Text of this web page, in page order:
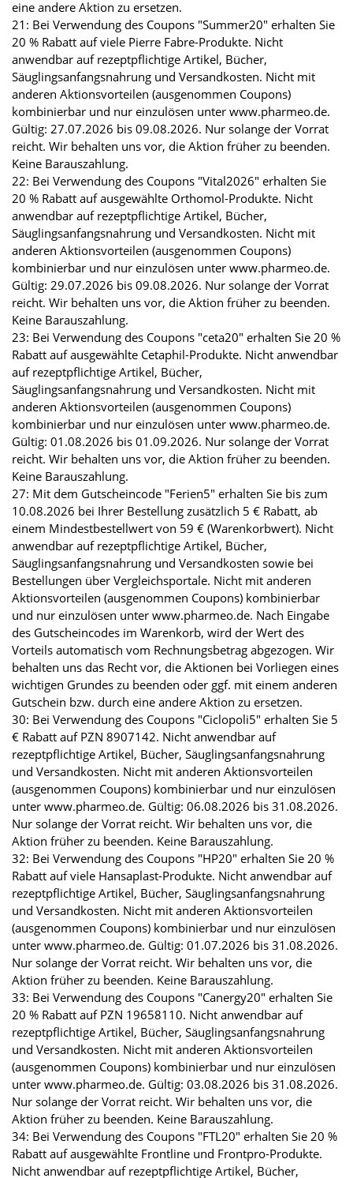
eine andere Aktion zu ersetzen.
21: Bei Verwendung des Coupons "Summer20" erhalten Sie
20 % Rabatt auf viele Pierre Fabre-Produkte. Nicht
anwendbar auf rezeptpflichtige Artikel, Bücher,
Säuglingsanfangsnahrung und Versandkosten. Nicht mit
anderen Aktionsvorteilen (ausgenommen Coupons)
kombinierbar und nur einzulösen unter www.pharmeo.de.
Gültig: 27.07.2026 bis 09.08.2026. Nur solange der Vorrat
reicht. Wir behalten uns vor, die Aktion früher zu beenden.
Keine Barauszahlung.
22: Bei Verwendung des Coupons "Vital2026" erhalten Sie
20 % Rabatt auf ausgewählte Orthomol-Produkte. Nicht
anwendbar auf rezeptpflichtige Artikel, Bücher,
Säuglingsanfangsnahrung und Versandkosten. Nicht mit
anderen Aktionsvorteilen (ausgenommen Coupons)
kombinierbar und nur einzulösen unter www.pharmeo.de.
Gültig: 29.07.2026 bis 09.08.2026. Nur solange der Vorrat
reicht. Wir behalten uns vor, die Aktion früher zu beenden.
Keine Barauszahlung.
23: Bei Verwendung des Coupons "ceta20" erhalten Sie 20 %
Rabatt auf ausgewählte Cetaphil-Produkte. Nicht anwendbar
auf rezeptpflichtige Artikel, Bücher,
Säuglingsanfangsnahrung und Versandkosten. Nicht mit
anderen Aktionsvorteilen (ausgenommen Coupons)
kombinierbar und nur einzulösen unter www.pharmeo.de.
Gültig: 01.08.2026 bis 01.09.2026. Nur solange der Vorrat
reicht. Wir behalten uns vor, die Aktion früher zu beenden.
Keine Barauszahlung.
27: Mit dem Gutscheincode "Ferien5" erhalten Sie bis zum
10.08.2026 bei Ihrer Bestellung zusätzlich 5 € Rabatt, ab
einem Mindestbestellwert von 59 € (Warenkorbwert). Nicht
anwendbar auf rezeptpflichtige Artikel, Bücher,
Säuglingsanfangsnahrung und Versandkosten sowie bei
Bestellungen über Vergleichsportale. Nicht mit anderen
Aktionsvorteilen (ausgenommen Coupons) kombinierbar
und nur einzulösen unter www.pharmeo.de. Nach Eingabe
des Gutscheincodes im Warenkorb, wird der Wert des
Vorteils automatisch vom Rechnungsbetrag abgezogen. Wir
behalten uns das Recht vor, die Aktionen bei Vorliegen eines
wichtigen Grundes zu beenden oder ggf. mit einem anderen
Gutschein bzw. durch eine andere Aktion zu ersetzen.
30: Bei Verwendung des Coupons "Ciclopoli5" erhalten Sie 5
€ Rabatt auf PZN 8907142. Nicht anwendbar auf
rezeptpflichtige Artikel, Bücher, Säuglingsanfangsnahrung
und Versandkosten. Nicht mit anderen Aktionsvorteilen
(ausgenommen Coupons) kombinierbar und nur einzulösen
unter www.pharmeo.de. Gültig: 06.08.2026 bis 31.08.2026.
Nur solange der Vorrat reicht. Wir behalten uns vor, die
Aktion früher zu beenden. Keine Barauszahlung.
32: Bei Verwendung des Coupons "HP20" erhalten Sie 20 %
Rabatt auf viele Hansaplast-Produkte. Nicht anwendbar auf
rezeptpflichtige Artikel, Bücher, Säuglingsanfangsnahrung
und Versandkosten. Nicht mit anderen Aktionsvorteilen
(ausgenommen Coupons) kombinierbar und nur einzulösen
unter www.pharmeo.de. Gültig: 01.07.2026 bis 31.08.2026.
Nur solange der Vorrat reicht. Wir behalten uns vor, die
Aktion früher zu beenden. Keine Barauszahlung.
33: Bei Verwendung des Coupons "Canergy20" erhalten Sie
20 % Rabatt auf PZN 19658110. Nicht anwendbar auf
rezeptpflichtige Artikel, Bücher, Säuglingsanfangsnahrung
und Versandkosten. Nicht mit anderen Aktionsvorteilen
(ausgenommen Coupons) kombinierbar und nur einzulösen
unter www.pharmeo.de. Gültig: 03.08.2026 bis 31.08.2026.
Nur solange der Vorrat reicht. Wir behalten uns vor, die
Aktion früher zu beenden. Keine Barauszahlung.
34: Bei Verwendung des Coupons "FTL20" erhalten Sie 20 %
Rabatt auf ausgewählte Frontline und Frontpro-Produkte.
Nicht anwendbar auf rezeptpflichtige Artikel, Bücher,